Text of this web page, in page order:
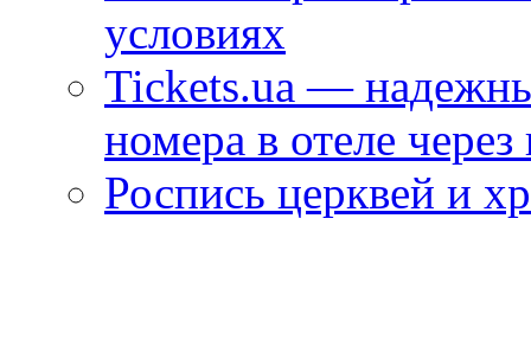
условиях
Tickets.ua —
номера в отеле через
Роспись церквей и